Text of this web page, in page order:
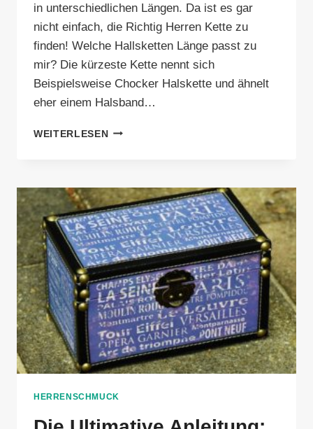
in unterschiedlichen Längen. Da ist es gar
nicht einfach, die Richtig Herren Kette zu
finden! Welche Hallsketten Länge passt zu
mir? Die kürzeste Kette nennt sich
Beispielsweise Chocker Halskette und ähnelt
eher einem Halsband…
WEITERLESENHERRENKETTEN:
IDEALE
LÄNGE
HERRENSCHMUCK